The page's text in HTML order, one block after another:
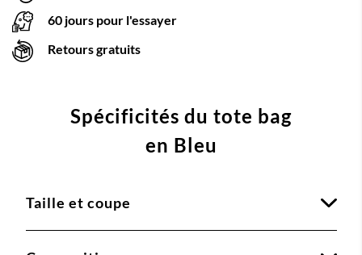
60 jours pour l'essayer
Retours gratuits
Spécificités du tote bag
en Bleu
Taille et coupe